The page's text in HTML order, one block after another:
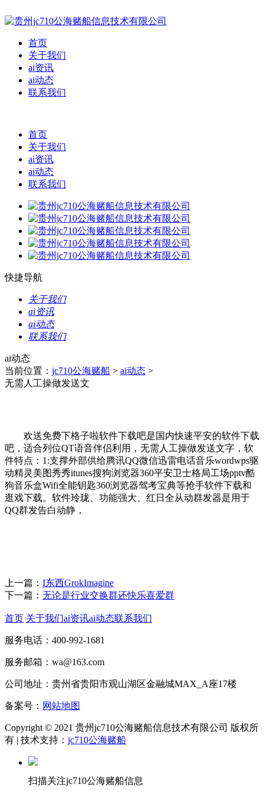
首页
关于我们
ai资讯
ai动态
联系我们
首页
关于我们
ai资讯
ai动态
联系我们
快捷导航
关于我们
ai资讯
ai动态
联系我们
ai动态
当前位置： jc710公海赌船 > ai动态 >
无需人工操做发送文
欢送免费下格子啦软件下载吧是国内快速平安的软件下载
吧，适合列位QT语音伴侣利用，无需人工操做发送文字，软
件特点：1:支撑外部供给腾讯QQ微信迅雷电话音乐wordwps驱
动精灵美图秀秀itunes搜狗浏览器360平安卫士格局工场pptv酷
狗音乐盒Wifi全能钥匙360浏览器驾考宝典等抢手软件下载和
逛戏下载。软件玲珑、功能强大、红日全从动群发器是用于
QQ群发告白动静，
上一篇： I东西GrokImagine
下一篇： 无论是行业交换群还快乐喜爱群
首页 关于我们ai资讯ai动态联系我们
服务电话：400-992-1681
服务邮箱：wa@163.com
公司地址：贵州省贵阳市观山湖区金融城MAX_A座17楼
备案号： 网站地图
Copyright © 2021 贵州jc710公海赌船信息技术有限公司 版权所
有 | 技术支持： jc710公海赌船
扫描关注jc710公海赌船信息